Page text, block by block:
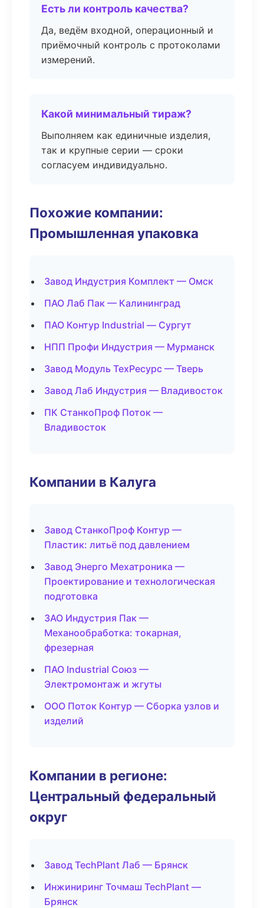
Есть ли контроль качества?
Да, ведём входной, операционный и
приёмочный контроль с протоколами
измерений.
Какой минимальный тираж?
Выполняем как единичные изделия,
так и крупные серии — сроки
согласуем индивидуально.
Похожие компании:
Промышленная упаковка
Завод Индустрия Комплект — Омск
ПАО Лаб Пак — Калининград
ПАО Контур Industrial — Сургут
НПП Профи Индустрия — Мурманск
Завод Модуль ТехРесурс — Тверь
Завод Лаб Индустрия — Владивосток
ПК СтанкоПроф Поток —
Владивосток
Компании в Калуга
Завод СтанкоПроф Контур —
Пластик: литьё под давлением
Завод Энерго Мехатроника —
Проектирование и технологическая
подготовка
ЗАО Индустрия Пак —
Механообработка: токарная,
фрезерная
ПАО Industrial Союз —
Электромонтаж и жгуты
ООО Поток Контур — Сборка узлов и
изделий
Компании в регионе:
Центральный федеральный
округ
Завод TechPlant Лаб — Брянск
Инжиниринг Точмаш TechPlant —
Брянск